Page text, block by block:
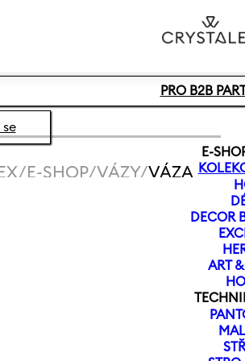
PRO B2B
se
E-
DECOR
ART
/ E-SHOP/VÁZY/VÁZA
NEW 240 MM | VÍNOVÁ